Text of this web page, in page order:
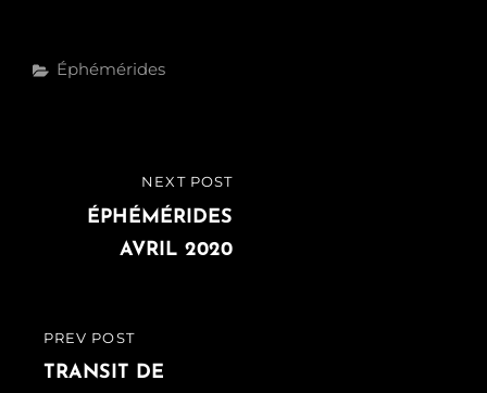
Categories
Éphémérides
Navigation
l’article
PREVIOUS
POST
PREV POST
TRANSIT DE
POST
NEXT POST
ÉPHÉMÉRIDES
AVRIL 2020